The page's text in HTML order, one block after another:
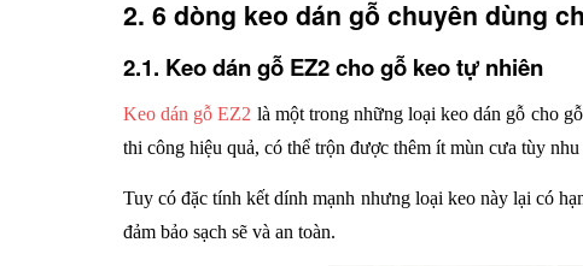
2. 6 dòng keo dán gỗ chuyên dùng
2.1. Keo dán gỗ EZ2 cho gỗ keo tự nhiên
Keo dán gỗ EZ2 là một trong những loại keo dán gỗ cho
thi công hiệu quả, có thể trộn được thêm ít mùn cưa tùy
Tuy có đặc tính kết dính mạnh nhưng loại keo này lại có
đảm bảo sạch sẽ và an toàn.